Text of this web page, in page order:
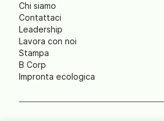
Chi siamo
Contattaci
Leadership
Lavora con noi
Stampa
B Corp
Impronta ecologica